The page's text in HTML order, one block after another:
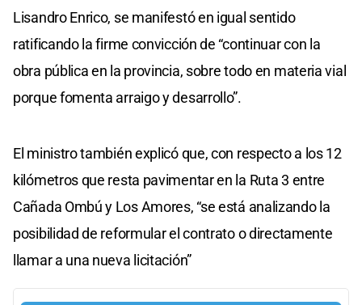
Lisandro Enrico, se manifestó en igual sentido
ratificando la firme convicción de “continuar con la
obra pública en la provincia, sobre todo en materia vial
porque fomenta arraigo y desarrollo”.
El ministro también explicó que, con respecto a los 12
kilómetros que resta pavimentar en la Ruta 3 entre
Cañada Ombú y Los Amores, “se está analizando la
posibilidad de reformular el contrato o directamente
llamar a una nueva licitación”